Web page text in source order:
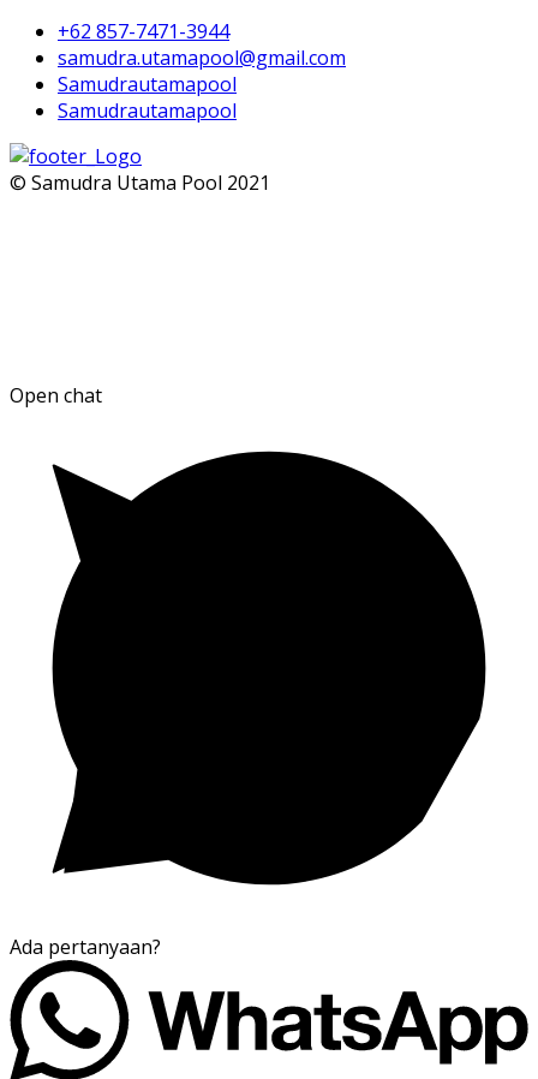
+62 857-7471-3944
samudra.utamapool@gmail.com
Samudrautamapool
Samudrautamapool
© Samudra Utama Pool 2021
Open chat
Ada pertanyaan?